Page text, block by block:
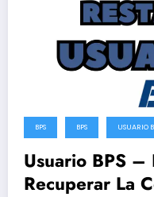
BPS BPS USUARIO
Usuario BPS –
Recuperar La